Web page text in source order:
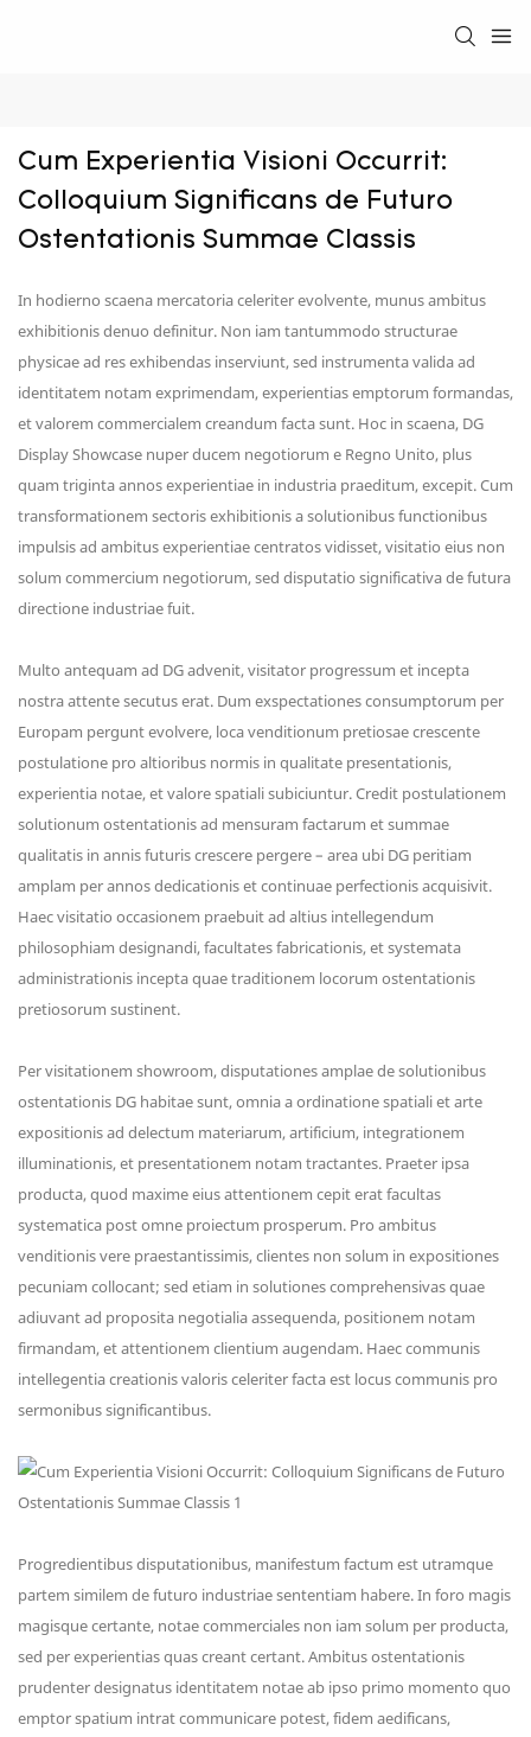
Cum Experientia Visioni Occurrit:
Colloquium Significans de Futuro
Ostentationis Summae Classis
In hodierno scaena mercatoria celeriter evolvente, munus ambitus
exhibitionis denuo definitur. Non iam tantummodo structurae
physicae ad res exhibendas inserviunt, sed instrumenta valida ad
identitatem notam exprimendam, experientias emptorum formandas,
et valorem commercialem creandum facta sunt. Hoc in scaena, DG
Display Showcase nuper ducem negotiorum e Regno Unito, plus
quam triginta annos experientiae in industria praeditum, excepit. Cum
transformationem sectoris exhibitionis a solutionibus functionibus
impulsis ad ambitus experientiae centratos vidisset, visitatio eius non
solum commercium negotiorum, sed disputatio significativa de futura
directione industriae fuit.
Multo antequam ad DG advenit, visitator progressum et incepta
nostra attente secutus erat. Dum exspectationes consumptorum per
Europam pergunt evolvere, loca venditionum pretiosae crescente
postulatione pro altioribus normis in qualitate presentationis,
experientia notae, et valore spatiali subiciuntur. Credit postulationem
solutionum ostentationis ad mensuram factarum et summae
qualitatis in annis futuris crescere pergere – area ubi DG peritiam
amplam per annos dedicationis et continuae perfectionis acquisivit.
Haec visitatio occasionem praebuit ad altius intellegendum
philosophiam designandi, facultates fabricationis, et systemata
administrationis incepta quae traditionem locorum ostentationis
pretiosorum sustinent.
Per visitationem showroom, disputationes amplae de solutionibus
ostentationis DG habitae sunt, omnia a ordinatione spatiali et arte
expositionis ad delectum materiarum, artificium, integrationem
illuminationis, et presentationem notam tractantes. Praeter ipsa
producta, quod maxime eius attentionem cepit erat facultas
systematica post omne proiectum prosperum. Pro ambitus
venditionis vere praestantissimis, clientes non solum in expositiones
pecuniam collocant; sed etiam in solutiones comprehensivas quae
adiuvant ad proposita negotialia assequenda, positionem notam
firmandam, et attentionem clientium augendam. Haec communis
intellegentia creationis valoris celeriter facta est locus communis pro
sermonibus significantibus.
Progredientibus disputationibus, manifestum factum est utramque
partem similem de futuro industriae sententiam habere. In foro magis
magisque certante, notae commerciales non iam solum per producta,
sed per experientias quas creant certant. Ambitus ostentationis
prudenter designatus identitatem notae ab ipso primo momento quo
emptor spatium intrat communicare potest, fidem aedificans,